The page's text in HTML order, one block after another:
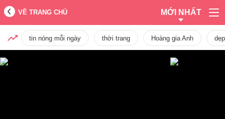
VỀ TRANG CHỦ MỚI NHẤT
tin nóng mỗi ngày thời trang Hoàng gia Anh dẹp